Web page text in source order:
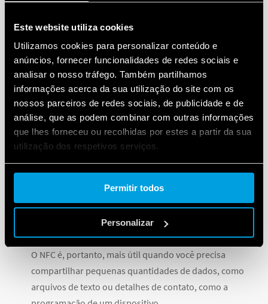
Este website utiliza cookies
Utilizamos cookies para personalizar conteúdo e
anúncios, fornecer funcionalidades de redes sociais e
analisar o nosso tráfego. Também partilhamos
informações acerca da sua utilização do site com os
nossos parceiros de redes sociais, de publicidade e de
análise, que as podem combinar com outras informações
que lhes forneceu ou recolhidas por estes a partir da sua
utilização dos respetivos serviços.
Cookie policy.
Permitir todos
Personalizar
apenas quando é necessário alimentar um dispositivo
passivo.
TAXA DE TRANSFERÊNCIA DE
DADOS
Uma distinção deve ser feita entre velocidade de
associação e velocidade detransferência
emparelhamento via Bluetooth; enquanto a
velocidade de transferência real é muito mais lenta
O NFC é, portanto, mais útil quando você precisa
compartilhar pequenas quantidades de dados, como
arquivos de texto ou detalhes de contato, como a